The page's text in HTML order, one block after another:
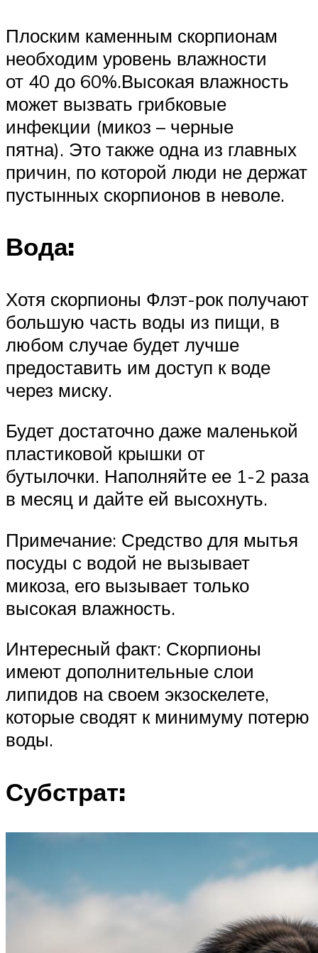
Плоским каменным скорпионам
необходим уровень влажности
от 40 до 60%.Высокая влажность
может вызвать грибковые
инфекции (микоз – черные
пятна). Это также одна из главных
причин, по которой люди не держат
пустынных скорпионов в неволе.
Вода:
Хотя скорпионы Флэт-рок получают
большую часть воды из пищи, в
любом случае будет лучше
предоставить им доступ к воде
через миску.
Будет достаточно даже маленькой
пластиковой крышки от
бутылочки. Наполняйте ее 1-2 раза
в месяц и дайте ей высохнуть.
Примечание: Средство для мытья
посуды с водой не вызывает
микоза, его вызывает только
высокая влажность.
Интересный факт: Скорпионы
имеют дополнительные слои
липидов на своем экзоскелете,
которые сводят к минимуму потерю
воды.
Субстрат: